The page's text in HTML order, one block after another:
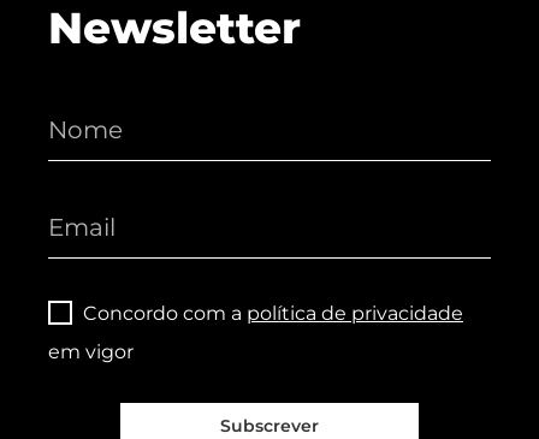
Newsletter
Concordo com a política de privacidade
em vigor
Subscrever